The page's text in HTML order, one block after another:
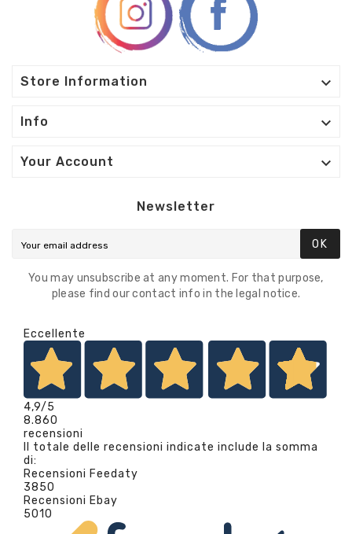
Store Information 
Info 
Your Account 
Newsletter
OK
You may unsubscribe at any moment. For that purpose,
please find our contact info in the legal notice.
Eccellente
4,9/5
8.860
recensioni
Il totale delle recensioni indicate include la somma
di:
Recensioni Feedaty
3850
Recensioni Ebay
5010